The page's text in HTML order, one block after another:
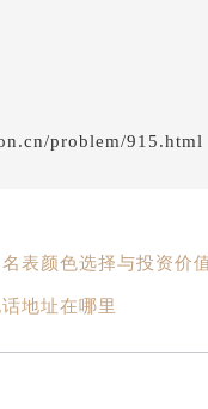
problem/915.html
表颜色选择与投资价
地址在哪里